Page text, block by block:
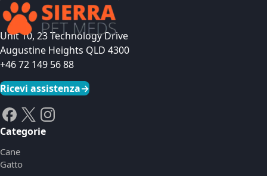
Unit 10, 23 Technology Drive
Augustine Heights QLD 4300
+46 72 149 56 88
Ricevi assistenza→
Categorie
Cane
Gatto